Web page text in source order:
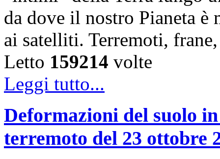
da dove il nostro Pianeta è
ai satelliti. Terremoti,
Letto 159214 volte
Leggi tutto...
Deformazioni del suolo
terremoto del 23 ottobre